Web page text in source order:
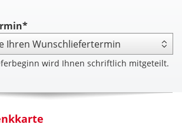
wird Ihnen schriftlich mitgeteilt.